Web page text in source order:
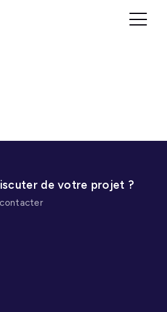
de votre projet ?